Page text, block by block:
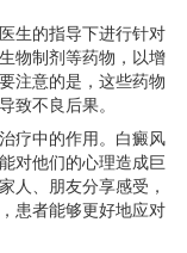
生的指导下进行针对
物制剂等药物，以增
注意的是，这些药物
致不良后果。
疗中的作用。白癜风
对他们的心理造成巨
人、朋友分享感受，
患者能够更好地应对